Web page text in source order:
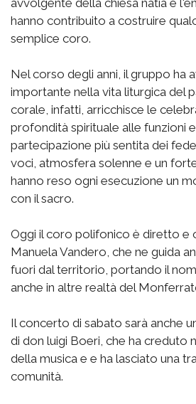
hanno contribuito a costruire
semplice coro.
Nel corso degli anni, il gruppo ha
importante nella vita liturgica del
corale, infatti, arricchisce le
profondità spirituale alle funzioni
partecipazione più sentita dei
voci, atmosfera solenne e un
hanno reso ogni esecuzione un
con il sacro.
Oggi il coro polifonico è diretto e
Manuela Vandero, che ne guida
fuori dal territorio, portando il
anche in altre realtà del
Il concerto di sabato sarà anche
di don luigi Boeri, che ha creduto
della musica e e ha lasciato una
comunità.